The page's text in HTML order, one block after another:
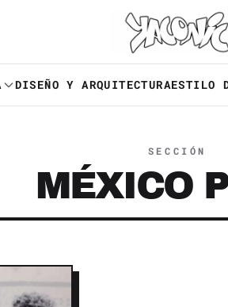
DISEÑO Y ARQUITECTURAESTILO
SECCIÓN
MÉXICO